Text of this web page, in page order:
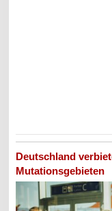
Deutschland
Mutationsgebieten